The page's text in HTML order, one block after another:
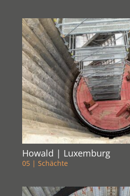
Howald | Luxemburg
05 | Schächte